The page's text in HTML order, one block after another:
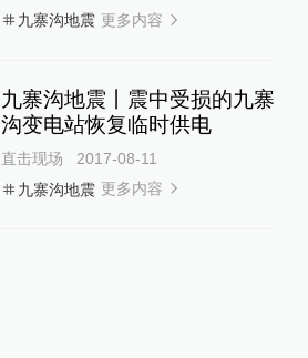
九寨沟地震 更多内容
九寨沟地震丨震中受损的九寨
沟变电站恢复临时供电
直击现场
2017-08-11
九寨沟地震 更多内容